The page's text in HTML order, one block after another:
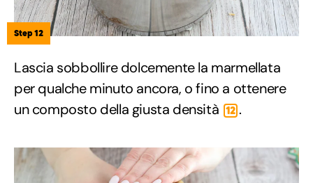
Step 12
Lascia sobbollire dolcemente la marmellata
per qualche minuto ancora, o fino a ottenere
un composto della giusta densità 12 .